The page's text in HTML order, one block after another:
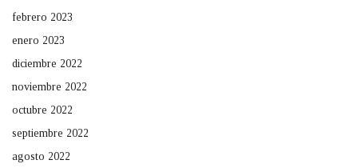
febrero 2023
enero 2023
diciembre 2022
noviembre 2022
octubre 2022
septiembre 2022
agosto 2022